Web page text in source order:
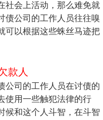
社会上活动，那么难免就
债公司的工作人员往往嗅
可以根据这些蛛丝马迹把
款人
公司的工作人员在讨债的
使用一些触犯法律的行
候和这个人斗智，在斗智